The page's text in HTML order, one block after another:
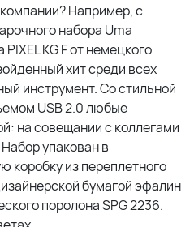
Например, с
набора Uma
KG F от немецкого
хит среди всех
инструмент. Со стильной
USB 2.0 любые
на совещании с коллегами
упакован в
коробку из переплетного
бумагой эфалин
поролона SPG 2236.